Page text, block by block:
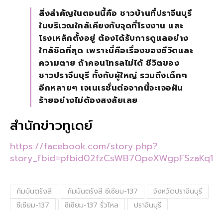
สิ่งสำคัญในตอนนี้คือ ชาวบ้านที่ปราจีนบุรี
ในบริเวณใกล้เคียงกับจุดที่โรงงาน และ
โรงเหล็กตั้งอยู่ ต้องได้รับการดูแลอย่าง
ใกล้ชิดที่สุด เพราะนี่คือเรื่องของชีวิตและ
ความตาย ถ้าคอนโทรลไม่ได้ ชีวิตของ
ชาวปราจีนบุรี ทั้งกับผู้ใหญ่ รวมถึงเด็กๆ
อีกหลายๆ เจเนเรชั่นต่อจากนี้จะเจอฝัน
ร้ายอย่างไม่ต้องสงสัยเลย
สำนักข่าวทูเดย์
https://facebook.com/story.php?
กัมมันตรังสี กัมมันตรังสี ซีเซียม-137
จังหวัดปราจีนบุรี
ซีเซียม-137
ซีเซียม-137 รั่วไหล ปราจีนบุรี